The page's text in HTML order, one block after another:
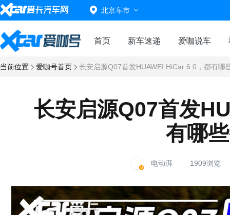
北京车市
首页 新车速递 爱咖说车
当前位置 爱咖号首页 长安启源Q07首发HUAWEI HiCar 6.0，都有哪
长安启源Q07首发
有哪
电动湃 1909浏览